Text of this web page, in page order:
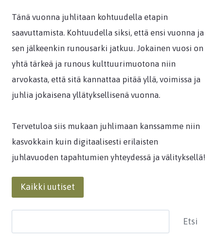
Tänä vuonna juhlitaan kohtuudella etapin
saavuttamista. Kohtuudella siksi, että ensi vuonna ja
sen jälkeenkin runousarki jatkuu. Jokainen vuosi on
yhtä tärkeä ja runous kulttuurimuotona niin
arvokasta, että sitä kannattaa pitää yllä, voimissa ja
juhlia jokaisena yllätyksellisenä vuonna.
Tervetuloa siis mukaan juhlimaan kanssamme niin
kasvokkain kuin digitaalisesti erilaisten
juhlavuoden tapahtumien yhteydessä ja välityksellä!
Kaikki uutiset
Etsi